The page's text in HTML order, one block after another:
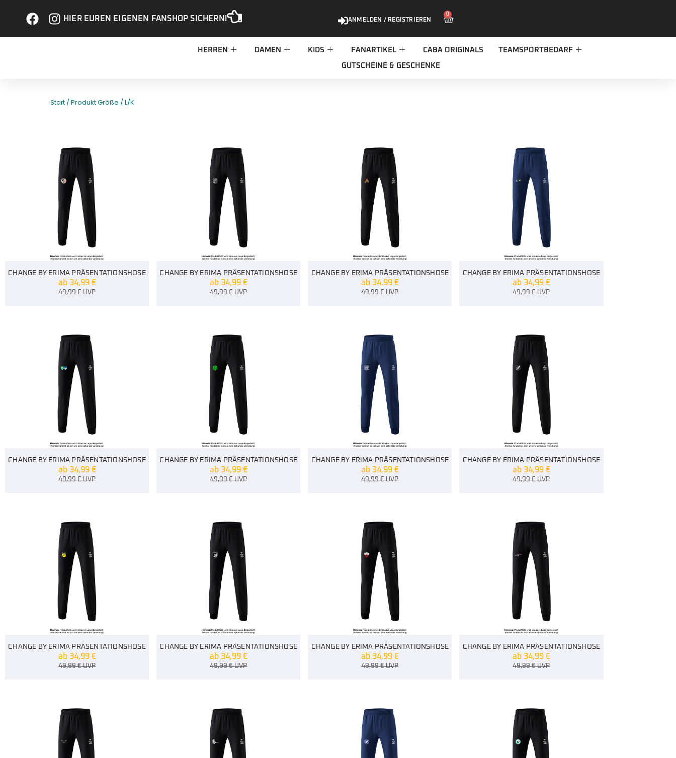
HIER EUREN EIGENEN FANSHOP SICHERN! ANMELDEN / REGISTRIEREN
0
HERREN DAMEN KIDS FANARTIKEL CABA ORIGINALS TEAMSPORTBEDARF
GUTSCHEINE & GESCHENKE
Start / Produkt Größe / L/K
CHANGE BY ERIMA PRÄSENTATIONSHOSE
ab 34,99 €
49,99€UVP
CHANGE BY ERIMA PRÄSENTATIONSHOSE
ab 34,99 €
49,99€UVP
CHANGE BY ERIMA PRÄSENTATIONSHOSE
ab 34,99 €
49,99€UVP
CHANGE BY ERIMA PRÄSENTATIONSHOSE
ab 34,99 €
49,99€UVP
CHANGE BY ERIMA PRÄSENTATIONSHOSE
ab 34,99 €
49,99€UVP
CHANGE BY ERIMA PRÄSENTATIONSHOSE
ab 34,99 €
49,99€UVP
CHANGE BY ERIMA PRÄSENTATIONSHOSE
ab 34,99 €
49,99€UVP
CHANGE BY ERIMA PRÄSENTATIONSHOSE
ab 34,99 €
49,99€UVP
CHANGE BY ERIMA PRÄSENTATIONSHOSE
ab 34,99 €
49,99€UVP
CHANGE BY ERIMA PRÄSENTATIONSHOSE
ab 34,99 €
49,99€UVP
CHANGE BY ERIMA PRÄSENTATIONSHOSE
ab 34,99 €
49,99€UVP
CHANGE BY ERIMA PRÄSENTATIONSHOSE
ab 34,99 €
49,99€UVP